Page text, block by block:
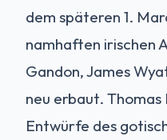
dem späteren 1.
namhaften irischen
Gandon, James
neu erbaut.
Entwürfe des